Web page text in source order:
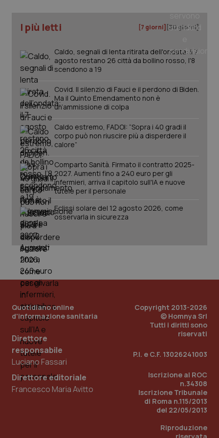
Sangue & coagulazione
Tiroide
Tumore al seno
Tumore ovarico
Tumori del Polmone & Testa Collo
Tumori gastrointestinali
Ulcera & Reflusso
Vaccini
I più letti [7 giorni] [30 giorni]
Caldo, segnali di lenta ritirata dell'ondata: il 7
agosto restano 26 città da bollino rosso, l'8
scendono a 19
Covid. Il silenzio di Fauci e il perdono di Biden.
Ma il Quinto Emendamento non è
un’ammissione di colpa
Caldo estremo, FADOI: “Sopra i 40 gradi il
corpo può non riuscire più a disperdere il
calore”
Comparto Sanità. Firmato il contratto 2025-
2027. Aumenti fino a 240 euro per gli
infermieri, arriva il capitolo sull'IA e nuove
tutele per il personale
Eclissi solare del 12 agosto 2026, come
osservarla in sicurezza
Quotidiano online
d'informazione sanitaria
Direttore
responsabile
Luciano Fassari
Direttore editoriale
Francesco Maria Avitto
Copyright 2013-2026
© Homnya Srl
Tutti i diritti sono
riservati
P.I. e C.F. 13026241003
Iscrizione al ROC
n.34308
Iscrizione Tribunale
di Roma n.115/2013
del 22/05/2013
Riproduzione
CookieScriptConsent
www.quotidianosanita.it
tracking-sites-ironfish-
tracking-enable
tracking-sites-ironfish-
session-id
2
_ga
Google LLC
1